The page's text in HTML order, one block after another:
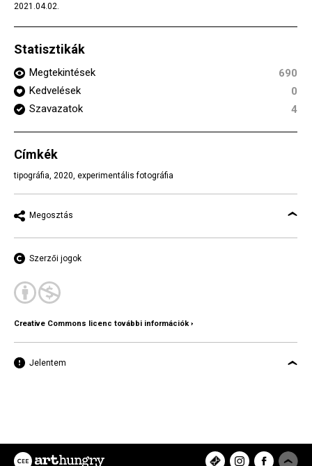
2021.04.02.
Statisztikák
Megtekintések
690
Kedvelések
0
Szavazatok
4
Címkék
tipográfia 2020 experimentális fotográfia
Megosztás
Szerzői jogok
Creative Commons licenc további információk ›
Jelentem